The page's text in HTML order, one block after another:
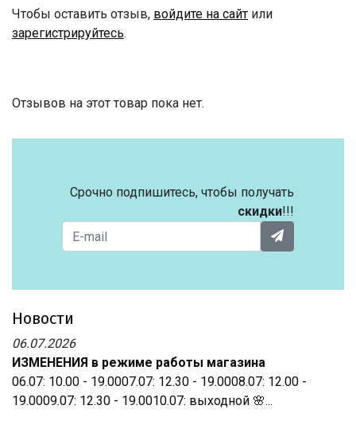
Чтобы оставить отзыв, войдите на сайт или
зарегистрируйтесь.
Отзывов на этот товар пока нет.
Срочно подпишитесь, чтобы получать
скидки!!!
Новости
06.07.2026
ИЗМЕНЕНИЯ в режиме работы магазина
06.07: 10.00 - 19.0007.07: 12.30 - 19.0008.07: 12.00 -
19.0009.07: 12.30 - 19.0010.07: выходной 🌸...